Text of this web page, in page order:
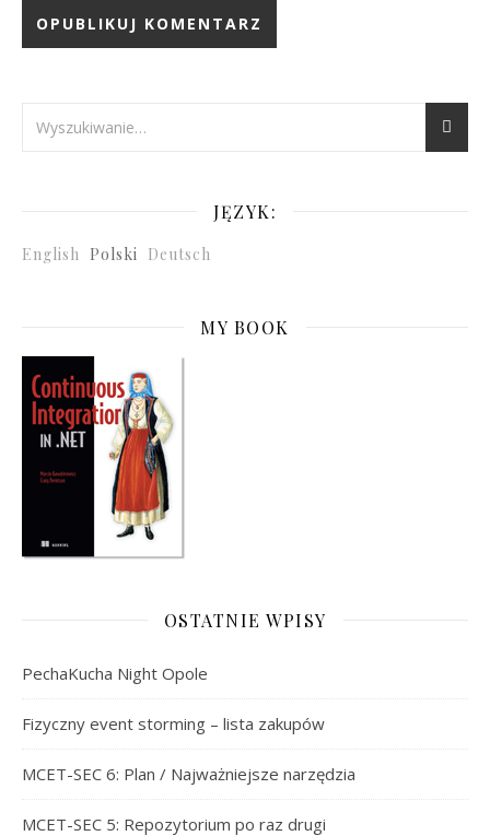
JĘZYK:
English Polski Deutsch
MY BOOK
OSTATNIE WPISY
PechaKucha Night Opole
Fizyczny event storming – lista zakupów
MCET-SEC 6: Plan / Najważniejsze narzędzia
MCET-SEC 5: Repozytorium po raz drugi